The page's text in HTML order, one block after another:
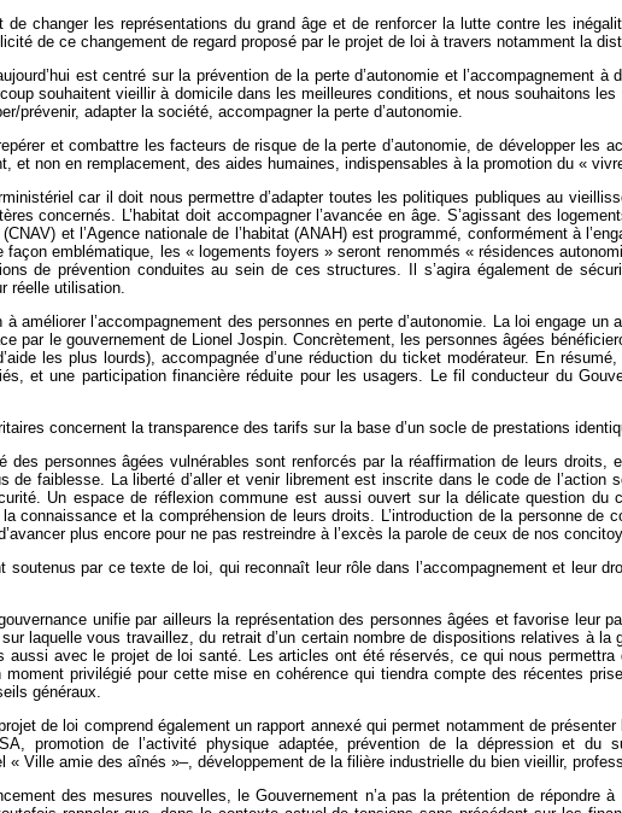
de changer les représentations du grand âge et de renforcer la lutte contre les
de ce changement de regard proposé par le projet de loi à travers notamment la
est centré sur la prévention de la perte d’autonomie et
souhaitent vieillir à domicile dans les meilleures conditions, et nous souhaitons
prévenir, adapter la société, accompagner la perte d’autonomie.
repérer et combattre les facteurs de risque de la perte d’autonomie, de développer
et non en remplacement, des aides humaines, indispensables à la promotion du «
car il doit nous permettre d’adapter toutes les politiques publiques au
concernés. L’habitat doit accompagner l’avancée en âge. S’agissant des
et l’Agence nationale de l’habitat (ANAH) est programmé, conformément à
façon emblématique, les « logements foyers » seront renommés « résidences
de prévention conduites au sein de ces structures. Il s’agira également de
réelle utilisation.
améliorer l’accompagnement des personnes en perte d’autonomie. La loi engage
par le gouvernement de Lionel Jospin. Concrètement, les personnes âgées
les plus lourds), accompagnée d’une réduction du ticket modérateur. En
et une participation financière réduite pour les usagers. Le fil conducteur du
concernent la transparence des tarifs sur la base d’un socle de prestations
des personnes âgées vulnérables sont renforcés par la réaffirmation de leurs
de faiblesse. La liberté d’aller et venir librement est inscrite dans le code de
Un espace de réflexion commune est aussi ouvert sur la délicate question du
connaissance et la compréhension de leurs droits. L’introduction de la personne
plus encore pour ne pas restreindre à l’excès la parole de ceux de nos
soutenus par ce texte de loi, qui reconnaît leur rôle dans l’accompagnement et leur
unifie par ailleurs la représentation des personnes âgées et favorise leur
laquelle vous travaillez, du retrait d’un certain nombre de dispositions relatives à
aussi avec le projet de loi santé. Les articles ont été réservés, ce qui nous
moment privilégié pour cette mise en cohérence qui tiendra compte des récentes
généraux.
de loi comprend également un rapport annexé qui permet notamment de
promotion de l’activité physique adaptée, prévention de la dépression et du
« Ville amie des aînés »–, développement de la filière industrielle du bien vieillir,
des mesures nouvelles, le Gouvernement n’a pas la prétention de répondre